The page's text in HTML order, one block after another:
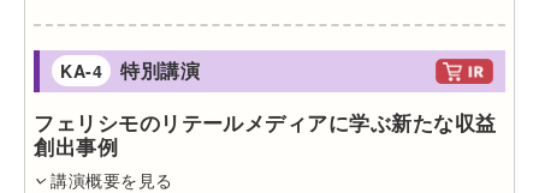
KA-4 特別講演
フェリシモのリテールメディアに学ぶ新たな収益
創出事例
講演概要を見る